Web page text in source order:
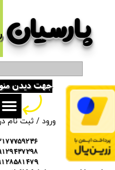
پارسیان​​​​​​​
ورود /ثبت نام
حساب کاربری من
تغییر گذر واژه
سفارشات
خروج از حساب کاربری
جهت دیدن